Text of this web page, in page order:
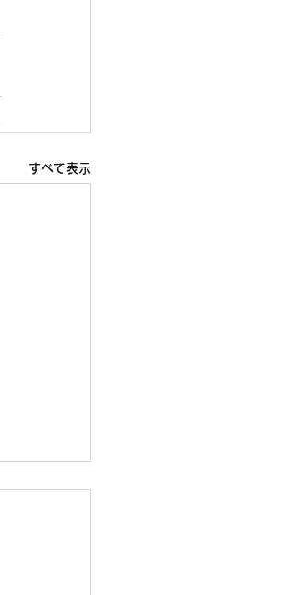
すべて表示